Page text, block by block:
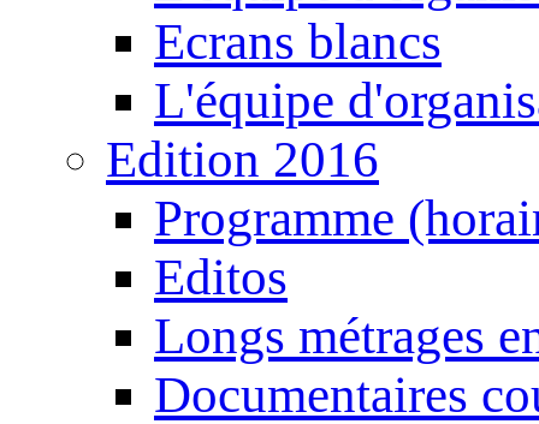
Ecrans blancs
L'équipe
Edition 2016
Programme
Editos
Longs métrages
Documentaires